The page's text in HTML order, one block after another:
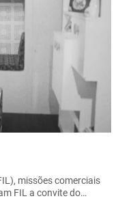
missões comerciais
FIL a convite do…